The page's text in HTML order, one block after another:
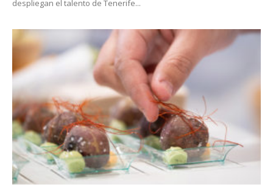
despliegan el talento de Tenerife...